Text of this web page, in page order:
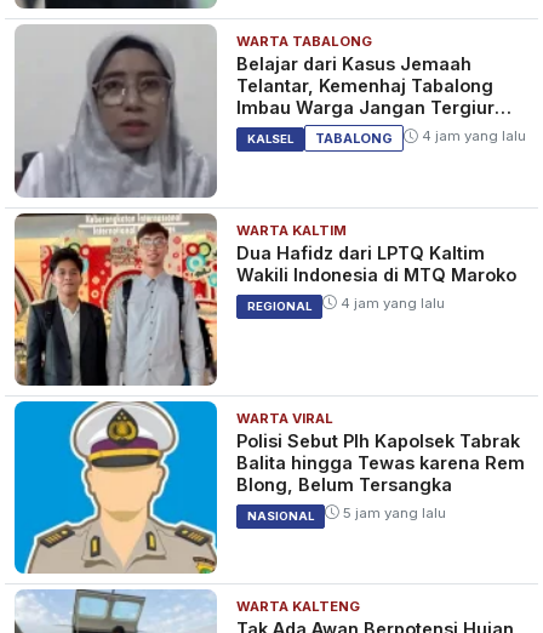
WARTA TABALONG
Belajar dari Kasus Jemaah
Telantar, Kemenhaj Tabalong
Imbau Warga Jangan Tergiur
Umrah Murah
KALSEL TABALONG 4 jam yang lalu
WARTA KALTIM
Dua Hafidz dari LPTQ Kaltim
Wakili Indonesia di MTQ Maroko
REGIONAL 4 jam yang lalu
WARTA VIRAL
Polisi Sebut Plh Kapolsek Tabrak
Balita hingga Tewas karena Rem
Blong, Belum Tersangka
NASIONAL 5 jam yang lalu
WARTA KALTENG
Tak Ada Awan Berpotensi Hujan